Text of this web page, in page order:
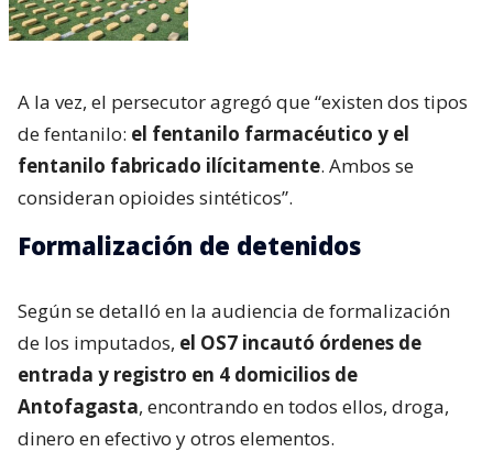
A la vez, el persecutor agregó que “existen dos tipos
de fentanilo: el fentanilo farmacéutico y el
fentanilo fabricado ilícitamente. Ambos se
consideran opioides sintéticos”.
Formalización de detenidos
Según se detalló en la audiencia de formalización
de los imputados, el OS7 incautó órdenes de
entrada y registro en 4 domicilios de
Antofagasta, encontrando en todos ellos, droga,
dinero en efectivo y otros elementos.